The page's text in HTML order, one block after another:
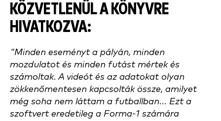
KÖZVETLENÜL A KÖNYVRE
HIVATKOZVA:
"Minden eseményt a pályán, minden
mozdulatot és minden futást mértek és
számoltak. A videót és az adatokat olyan
zökkenőmentesen kapcsolták össze, amilyet
még soha nem láttam a futballban... Ezt a
szoftvert eredetileg a Forma-1 számára